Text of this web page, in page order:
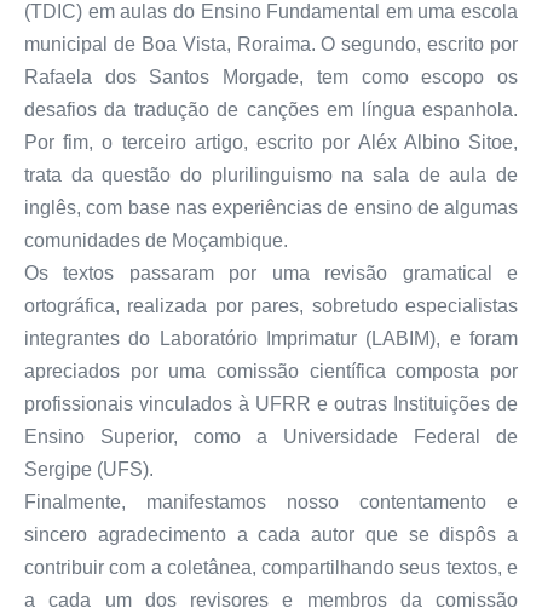
(TDIC) em aulas do Ensino Fundamental em uma escola
municipal de Boa Vista, Roraima. O segundo, escrito por
Rafaela dos Santos Morgade, tem como escopo os
desafios da tradução de canções em língua espanhola.
Por fim, o terceiro artigo, escrito por Aléx Albino Sitoe,
trata da questão do plurilinguismo na sala de aula de
inglês, com base nas experiências de ensino de algumas
comunidades de Moçambique.
Os textos passaram por uma revisão gramatical e
ortográfica, realizada por pares, sobretudo especialistas
integrantes do Laboratório Imprimatur (LABIM), e foram
apreciados por uma comissão científica composta por
profissionais vinculados à UFRR e outras Instituições de
Ensino Superior, como a Universidade Federal de
Sergipe (UFS).
Finalmente, manifestamos nosso contentamento e
sincero agradecimento a cada autor que se dispôs a
contribuir com a coletânea, compartilhando seus textos, e
a cada um dos revisores e membros da comissão